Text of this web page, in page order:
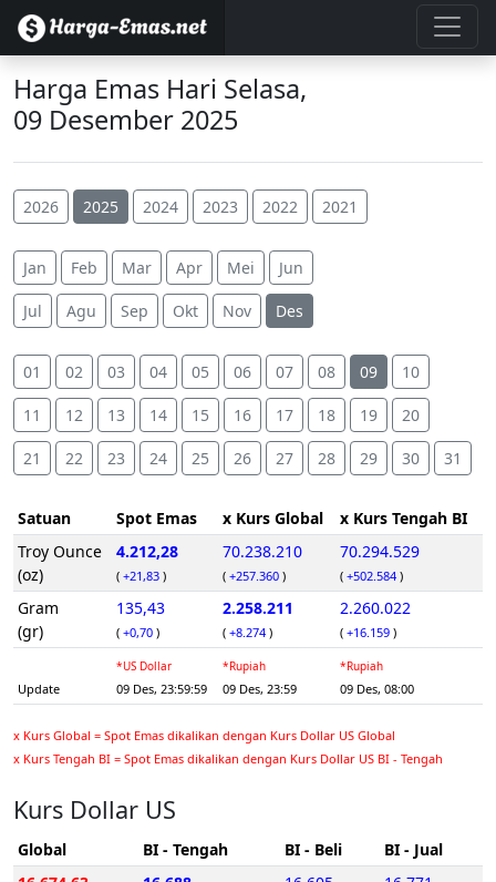
Harga Emas Hari Selasa,
09 Desember 2025
2026 2025 2024 2023 2022 2021
Jan Feb Mar Apr Mei Jun
Jul Agu Sep Okt Nov Des
01 02 03 04 05 06 07 08 09 10
11 12 13 14 15 16 17 18 19 20
21 22 23 24 25 26 27 28 29 30 31
Satuan Spot Emas x Kurs Global
x Kurs Tengah BI
Troy Ounce
(oz)
4.212,28
( +21,83 )
70.238.210
( +257.360 )
70.294.529
( +502.584 )
Gram
(gr)
135,43
( +0,70 )
2.258.211
( +8.274 )
2.260.022
( +16.159 )
Update
*US Dollar
09 Des, 23:59:59
*Rupiah
09 Des, 23:59
*Rupiah
09 Des, 08:00
x Kurs Global = Spot Emas dikalikan dengan Kurs Dollar US Global
x Kurs Tengah BI = Spot Emas dikalikan dengan Kurs Dollar US BI - Tengah
Kurs Dollar US
Global BI - Tengah BI - Beli
BI - Jual